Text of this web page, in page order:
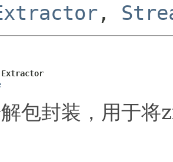
,
Extractor
包封装，用于